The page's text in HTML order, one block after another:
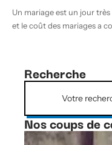
Un mariage est un jour
et le coût des mariages a
Recherche
Nos coups de